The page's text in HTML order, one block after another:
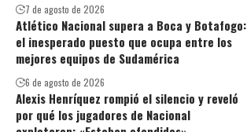
7 de agosto de 2026
Atlético Nacional supera a Boca y Botafogo:
el inesperado puesto que ocupa entre los
mejores equipos de Sudamérica
6 de agosto de 2026
Alexis Henríquez rompió el silencio y reveló
por qué los jugadores de Nacional